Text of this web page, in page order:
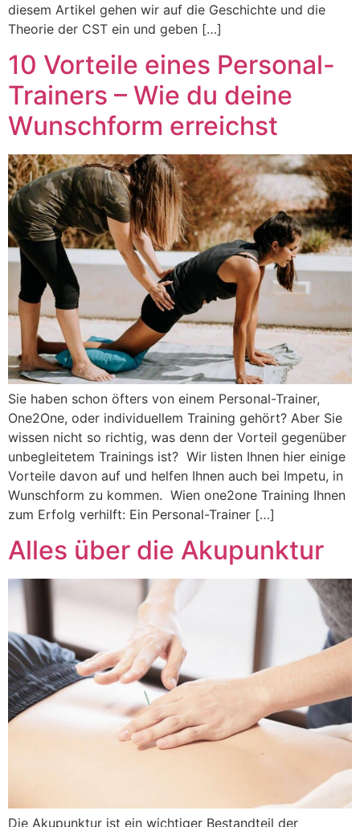
diesem Artikel gehen wir auf die Geschichte und die
Theorie der CST ein und geben […]
10 Vorteile eines Personal-
Trainers – Wie du deine
Wunschform erreichst
Sie haben schon öfters von einem Personal-Trainer,
One2One, oder individuellem Training gehört? Aber Sie
wissen nicht so richtig, was denn der Vorteil gegenüber
unbegleitetem Trainings ist? ‍ Wir listen Ihnen hier einige
Vorteile davon auf und helfen Ihnen auch bei Impetu, in
Wunschform zu kommen. ‍ Wien one2one Training Ihnen
zum Erfolg verhilft:‍ Ein Personal-Trainer […]
Alles über die Akupunktur
Die Akupunktur ist ein wichtiger Bestandteil der